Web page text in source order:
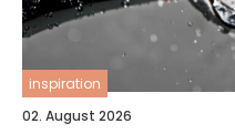
inspiration
02. August 2026